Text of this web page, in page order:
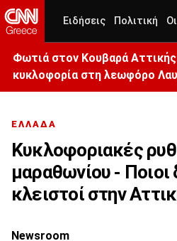
Ειδήσεις Πολιτική
Φωτιά στον Κουβαρά
κυκλοφορία στη λεωφόρο
ΕΛΛΑΔΑ
Κυκλοφοριακές
μαραθωνίου - Ποιοι
κλειστοί στην
Newsroom